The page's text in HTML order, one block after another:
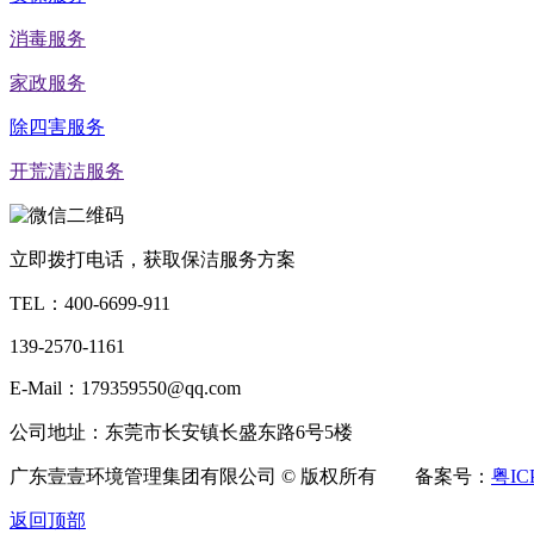
消毒服务
家政服务
除四害服务
开荒清洁服务
立即拨打电话，获取保洁服务方案
TEL： 400-6699-911
139-2570-1161
E-Mail：179359550@qq.com
公司地址：东莞市长安镇长盛东路6号5楼
广东壹壹环境管理集团有限公司 © 版权所有 备案号： 粤
返回顶部